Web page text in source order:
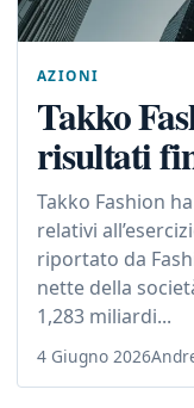
AZIONI
Takko
risultati
Takko Fashion
relativi
riportato da
nette della
1,283 miliardi...
4 Giugno 2026